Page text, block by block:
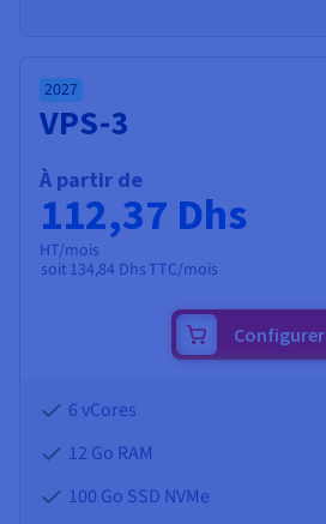
2027
VPS-3
À partir de
112,37 Dhs
HT/mois
soit 134,84 DhsTTC/mois
Configurer
6 vCores
12 Go RAM
100 Go SSD NVMe